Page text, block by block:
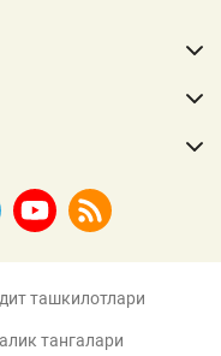
ташкилотлари
тангалари